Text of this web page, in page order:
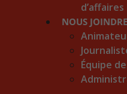
d’affaires
NOUS JOINDRE
Équipe